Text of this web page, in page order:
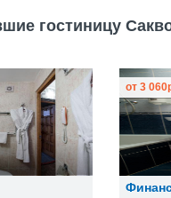
гостиницу
от 3 060